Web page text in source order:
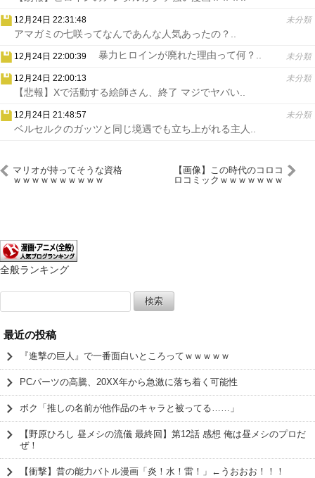
12月24日 22:31:48 未分類
アマガミの七咲ってなんであんな人気あったの？..
12月24日 22:00:39 未分類
暴力ヒロインが廃れた理由って何？..
12月24日 22:00:13 未分類
【悲報】Xで活動する絵師さん、終了 マジでヤバい..
12月24日 21:48:57 未分類
ベルセルクのガッツと同じ境遇でも立ち上がれる主人..
マリオが持ってそうな資格
ｗｗｗｗｗｗｗｗｗｗ
【画像】この時代のコロコ
ロコミックｗｗｗｗｗｗｗ
全般ランキング
索:
最近の投稿
『進撃の巨人』で一番面白いところってｗｗｗｗｗ
PCパーツの高騰、20XX年から急激に落ち着く可能性
ボク「推しの名前が他作品のキャラと被ってる……」
【野原ひろし 昼メシの流儀 最終回】第12話 感想 俺は昼メシのプロだ
ぜ！
【衝撃】昔の能力バトル漫画「炎！水！雷！」←うおおお！！！